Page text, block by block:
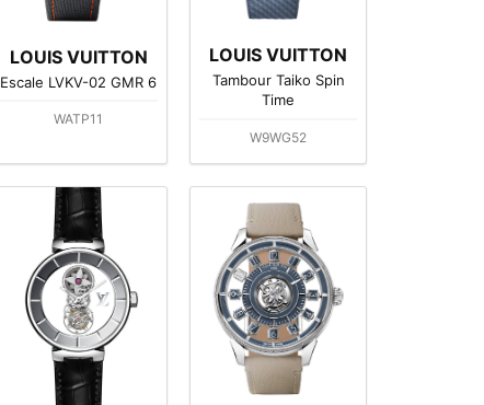
LOUIS VUITTON
Escale LVKV-02 GMR 6
WATP11
LOUIS VUITTON
Tambour Taiko Spin
Time
W9WG52